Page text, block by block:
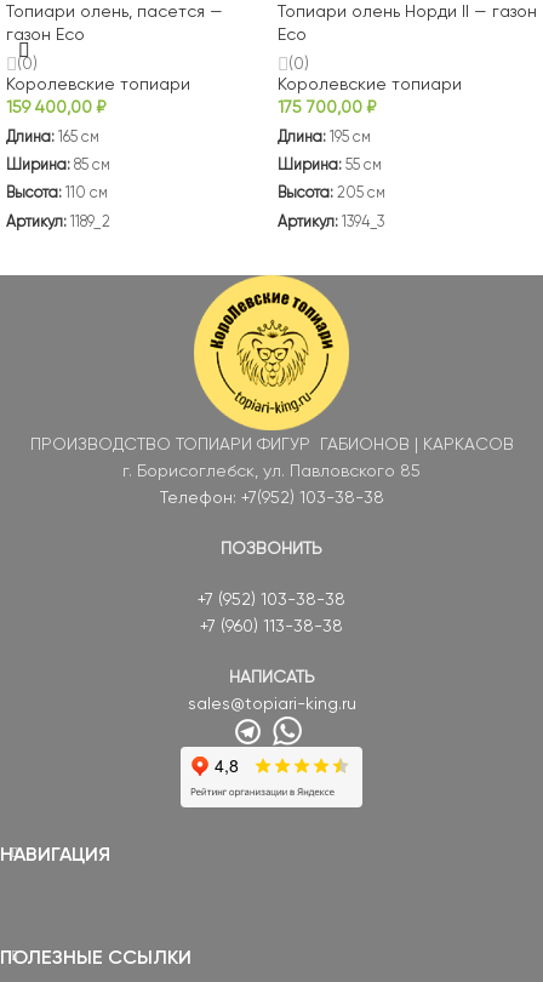
Топиари олень, пасется —
газон Eco
(0)
Королевские топиари
159 400,00₽
Длина: 165 см
Ширина: 85 см
Высота: 110 см
Артикул: 1189_2
Топиари олень Норди II — газон
Eco
(0)
Королевские топиари
175 700,00₽
Длина: 195 см
Ширина: 55 см
Высота: 205 см
Артикул: 1394_3
ПРОИЗВОДСТВО ТОПИАРИ ФИГУР ГАБИОНОВ | КАРКАСОВ
г. Борисоглебск, ул. Павловского 85
Телефон: +7(952) 103-38-38
ПОЗВОНИТЬ
+7 (952) 103-38-38
+7 (960) 113-38-38
НАПИСАТЬ
sales@topiari-king.ru
НАВИГАЦИЯ
ПОЛЕЗНЫЕ ССЫЛКИ